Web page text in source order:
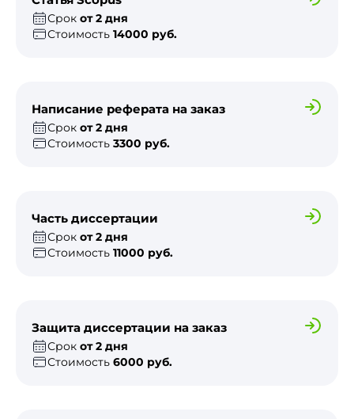
Срок от 2 дня
Стоимость 14000 руб.
Написание реферата на заказ
Срок от 2 дня
Стоимость 3300 руб.
Часть диссертации
Срок от 2 дня
Стоимость 11000 руб.
Защита диссертации на заказ
Срок от 2 дня
Стоимость 6000 руб.